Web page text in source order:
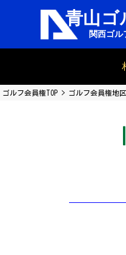
ゴルフ会員権TOP ゴルフ会員権地